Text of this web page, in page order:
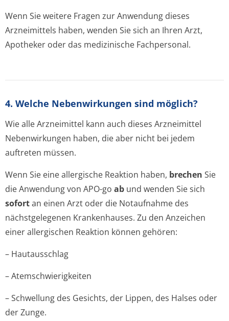
Wenn Sie weitere Fragen zur Anwendung dieses
Arzneimittels haben, wenden Sie sich an Ihren Arzt,
Apotheker oder das medizinische Fachpersonal.
4. Welche Nebenwirkungen sind möglich?
Wie alle Arzneimittel kann auch dieses Arzneimittel
Nebenwirkungen haben, die aber nicht bei jedem
auftreten müssen.
Wenn Sie eine allergische Reaktion haben, brechen Sie
die Anwendung von APO-go ab und wenden Sie sich
sofortan einen Arzt oder die Notaufnahme des
nächstgelegenen Krankenhauses. Zu den Anzeichen
einer allergischen Reaktion können gehören:
– Hautausschlag
– Atemschwierigkeiten
– Schwellung des Gesichts, der Lippen, des Halses oder
der Zunge.